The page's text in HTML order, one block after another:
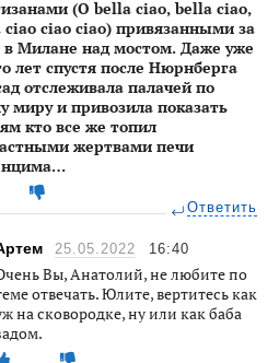
(O bella ciao, bella ciao,
ciao ciao ciao) привязанными за
в Милане над мостом. Даже уже
лет спустя после Нюрнберга
отслеживала палачей по
миру и привозила показать
кто все же топил
жертвами печи
Ответить
25.05.2022 16:40
Вы, Анатолий, не любите по
отвечать. Юлите, вертитесь как
на сковородке, ну или как баба